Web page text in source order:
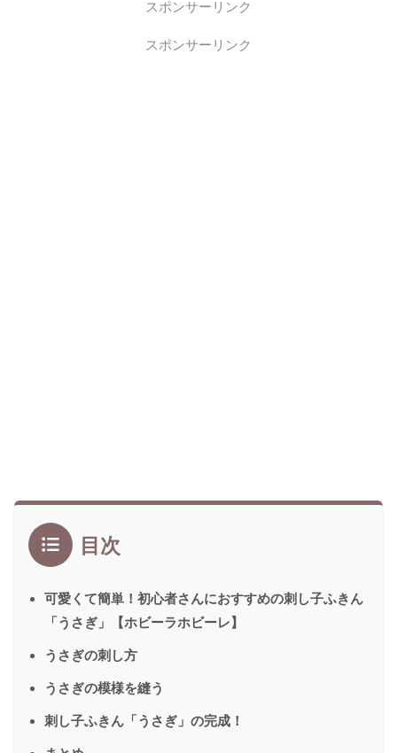
スポンサーリンク
スポンサーリンク
目次
可愛くて簡単！初心者さんにおすすめの刺し子ふきん
「うさぎ」【ホビーラホビーレ】
うさぎの刺し方
うさぎの模様を縫う
刺し子ふきん「うさぎ」の完成！